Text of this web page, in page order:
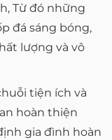
Từ đó những
đá sáng bóng,
lượng và vô
tiện ích và
hoàn thiện
gia đình hoàn